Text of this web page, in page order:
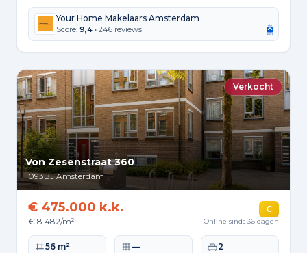
Your Home Makelaars Amsterdam
Score: 9,4 • 246 reviews
Verkocht
Von Zesenstraat 360
1093BJ Amsterdam
€ 475.000 k.k.
€ 8.482/m²
C
Online sinds 36 dagen
Woonoppervlakte
56 m² Perceeloppervlakte
— Slaapkamers
2